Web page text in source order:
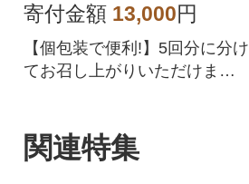
寄付金額 13,000円
【個包装で便利!】5回分に分け
てお召し上がりいただけま
関連特集